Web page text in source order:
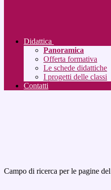
Didattica
Panoramica
Offerta formativa
Le schede didattiche
I progetti delle classi
Contatti
Campo di ricerca per le pagine